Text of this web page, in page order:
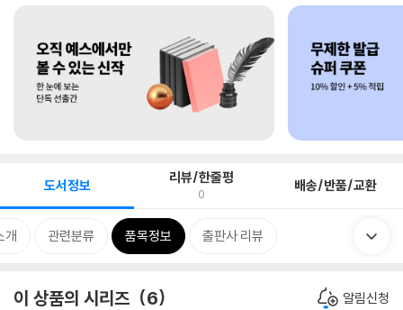
도서정보 리뷰/한줄평
0 배송/반품/교환
개 관련분류 품목정보 출판사 리뷰
이 상품의 시리즈 6 알림신청